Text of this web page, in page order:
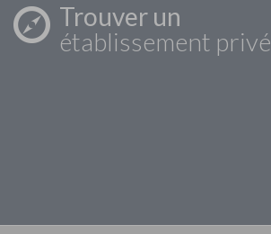
Trouver un
établissement privé